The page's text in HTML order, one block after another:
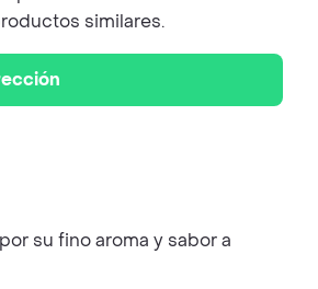
similares.
su fino aroma y sabor a